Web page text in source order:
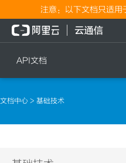
注意：以下文档只适用
API文档
文档中心 > 基础技术